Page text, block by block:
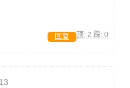
顶: 2 踩: 0
回复